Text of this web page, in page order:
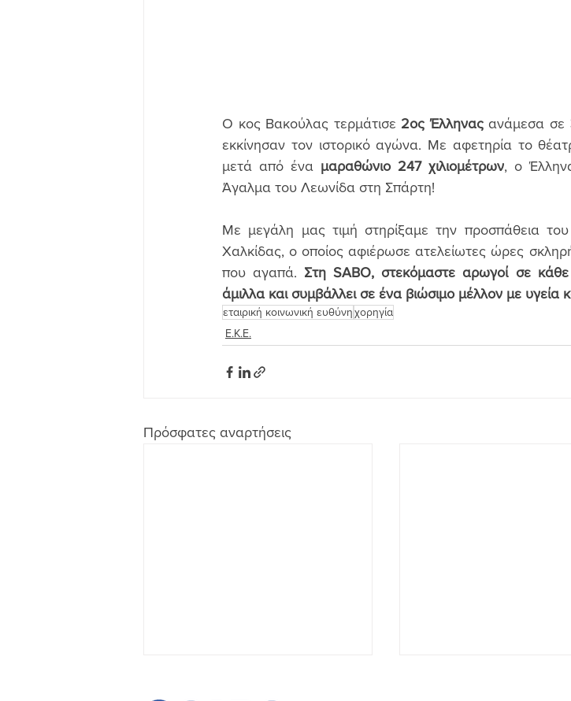
Ο κος Βακούλας τερμάτισε 2ος Έλληνας ανάμεσα σε
εκκίνησαν τον ιστορικό αγώνα. Με αφετηρία το
μετά από ένα μαραθώνιο 247 χιλιομέτρων
Άγαλμα του Λεωνίδα στη Σπάρτη!
Με μεγάλη μας τιμή στηρίξαμε την προσπάθεια
Χαλκίδας, ο οποίος αφιέρωσε ατελείωτες ώρες
που αγαπά. Στη SABO, στεκόμαστε αρωγοί σε
άμιλλα και συμβάλλει σε ένα βιώσιμο μέλλον με υγεία
εταιρική κοινωνική ευθύνηχορηγία
Ε.Κ.Ε.
Πρόσφατες αναρτήσεις